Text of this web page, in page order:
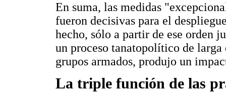
En suma, las medidas
fueron decisivas para el
hecho, sólo a partir de ese orden
un proceso tanatopolítico de
grupos armados, produjo un
La triple función de las